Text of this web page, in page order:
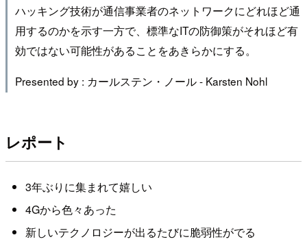
ハッキング技術が通信事業者のネットワークにどれほど通
用するのかを示す一方で、標準なITの防御策がそれほど有
効ではない可能性があることをあきらかにする。
Presented by : カールステン・ノール - Karsten Nohl
レポート
3年ぶりに集まれて嬉しい
4Gから色々あった
新しいテクノロジーが出るたびに脆弱性がでる